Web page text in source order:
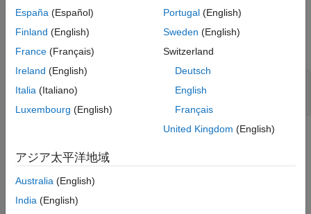
入力引数
すべて展開する
mwPointer
R2006a より前に導入
参考
España (Español)
Finland (English)
France (Français)
Ireland (English)
Italia (Italiano)
Luxembourg (English)
Portugal(English)
Sweden (English)
Switzerland
Deutsch
English
Français
United Kingdom (English)
アジア太平洋地域
Australia (English)
India (English)